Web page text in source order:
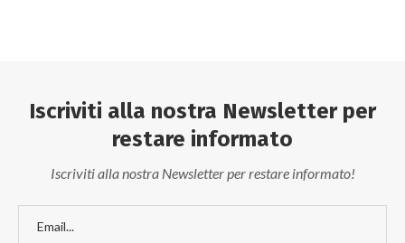
Iscriviti alla nostra Newsletter per
restare informato
Iscriviti alla nostra Newsletter per restare informato!